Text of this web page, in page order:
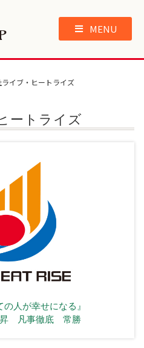
MENU
イブ・ヒートライズ
ートライズ
の人が幸せになる』
凡事徹底 常勝